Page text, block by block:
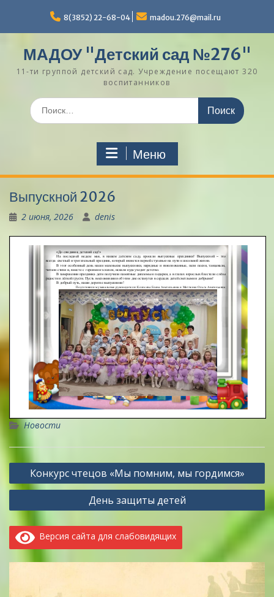
содержимому
8(3852) 22-68-04 madou.276@mail.ru
МАДОУ "Детский сад №276"
11-ти группой детский сад. Учреждение посещают 320
воспитанников
Поиск
по:
Меню
Выпускной 2026
2 июня, 2026 denis
Новости
Навигация
по
Конкурс чтецов «Мы помним, мы гордимся»
День защиты детей
Версия сайта для слабовидящих